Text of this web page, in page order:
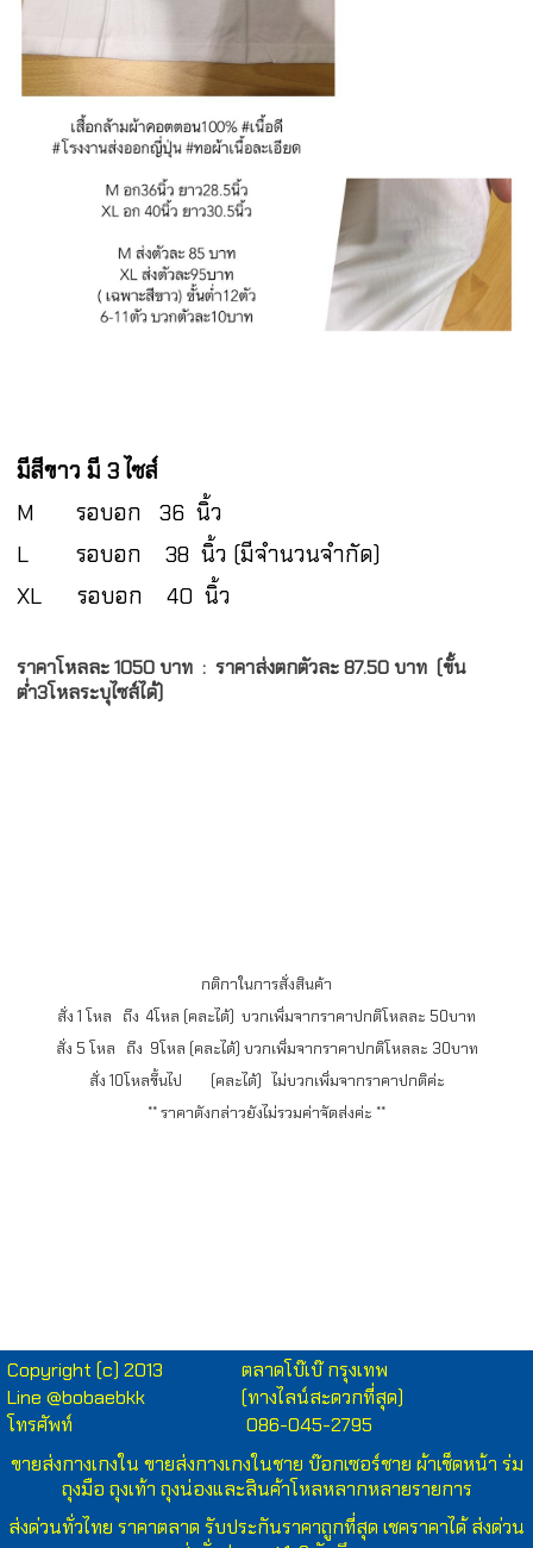
มีสีขาว มี 3 ไซส์
M รอบอก 36 นิ้ว
L รอบอก 38 นิ้ว (มีจำนวนจำกัด)
XL รอบอก 40 นิ้ว
ราคาโหลละ 1050 บาท :ราคาส่งตกตัวละ 87.50 บาท (ขั้น
ต่ำ3โหลระบุไซส์ได้)
กติกาในการสั่งสินค้า
สั่ง 1 โหล ถึง 4โหล (คละได้) บวกเพิ่มจากราคาปกติโหลละ 50บาท
สั่ง 5 โหล ถึง 9โหล (คละได้) บวกเพิ่มจากราคาปกติโหลละ 30บาท
สั่ง 10โหลขึ้นไป (คละได้) ไม่บวกเพิ่มจากราคาปกติค่ะ
** ราคาดังกล่าวยังไม่รวมค่าจัดส่งค่ะ **
Copyright (c) 2013
ตลาดโบ๊เบ๊ กรุงเทพ
Line @bobaebkk
(ทางไลน์สะดวกที่สุด)
โทรศัพท์
086-045-2795
ขายส่งกางเกงใน ขายส่งกางเกงในชาย บ๊อกเซอร์ชาย ผ้าเช็ดหน้า ร่ม
ถุงมือ ถุงเท้า ถุงน่องและสินค้าโหลหลากหลายรายการ
ส่งด่วนทั่วไทย ราคาตลาด รับประกันราคาถูกที่สุด เชคราคาได้ ส่งด่วน